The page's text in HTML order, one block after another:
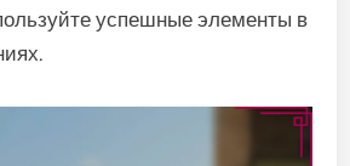
успешные элементы в